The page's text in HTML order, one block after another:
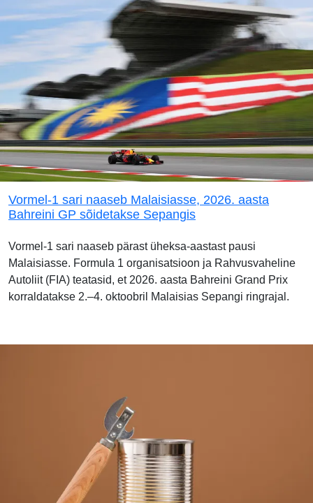
Vormel-1 sari naaseb Malaisiasse, 2026. aasta
Bahreini GP sõidetakse Sepangis
Vormel-1 sari naaseb pärast üheksa-aastast pausi
Malaisiasse. Formula 1 organisatsioon ja Rahvusvaheline
Autoliit (FIA) teatasid, et 2026. aasta Bahreini Grand Prix
korraldatakse 2.–4. oktoobril Malaisias Sepangi ringrajal.